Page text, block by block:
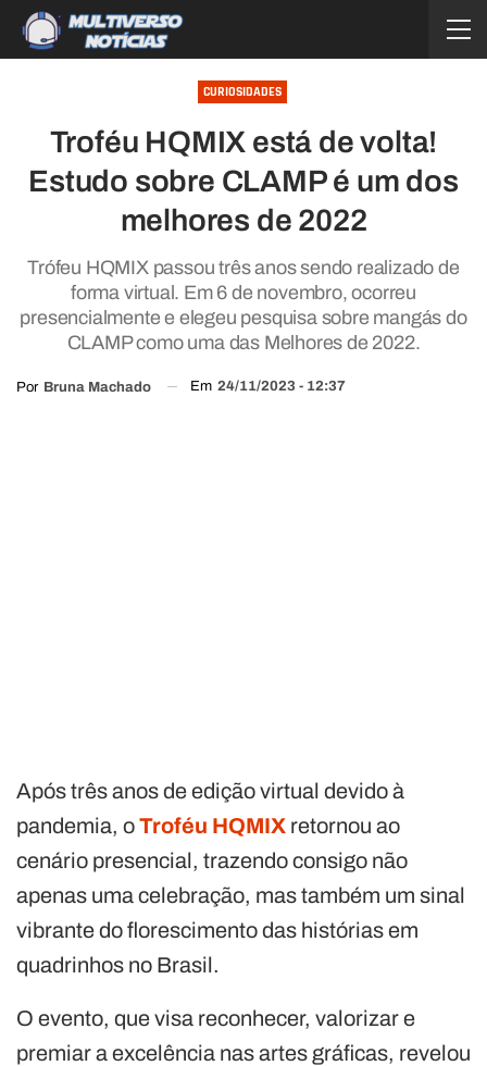
CURIOSIDADES
Troféu HQMIX está de volta!
Estudo sobre CLAMP é um dos
melhores de 2022
Trófeu HQMIX passou três anos sendo realizado de
forma virtual. Em 6 de novembro, ocorreu
presencialmente e elegeu pesquisa sobre mangás do
CLAMP como uma das Melhores de 2022.
Por Bruna Machado Em 24/11/2023 - 12:37
Após três anos de edição virtual devido à
pandemia, oTroféu HQMIX retornou ao
cenário presencial, trazendo consigo não
apenas uma celebração, mas também um sinal
vibrante do florescimento das histórias em
quadrinhos no Brasil.
O evento, que visa reconhecer, valorizar e
premiar a excelência nas artes gráficas, revelou